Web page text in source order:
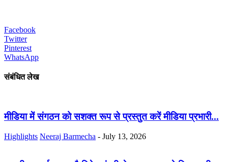
Facebook
Twitter
Pinterest
WhatsApp
संबंधित लेख
मीडिया में संगठन को सशक्त रूप से प्रस्तुत करें मीडिया प्रभारी...
Highlights Neeraj Barmecha - July 13, 2026